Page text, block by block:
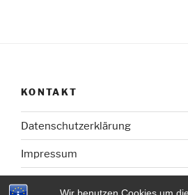
KONTAKT
Datenschutzerklärung
Impressum